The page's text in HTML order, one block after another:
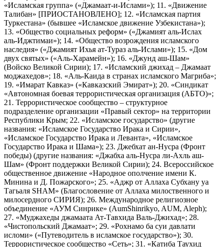
«Исламская группа» («Джамаат-и-Ислами»); 11. «Движение
Талибан» [ПРИОСТАНОВЛЕНО]; 12. «Исламская партия
Туркестана» (бывшее «Исламское движение Узбекистана»);
13. «Общество социальных реформ» («Джамият аль-Ислах
аль-Иджтимаи»); 14. «Общество возрождения исламского
наследия» («Джамият Ихья ат-Тураз аль-Ислами»); 15. «Дом
двух святых» («Аль-Харамейн»); 16. «Джунд аш-Шам»
(Войско Великой Сирии); 17. «Исламский джихад – Джамаат
моджахедов»; 18. «Аль-Каида в странах исламского Магриба»;
19. «Имарат Кавказ» («Кавказский Эмират»); 20. «Синдикат
«Автономная боевая террористическая организация (АБТО)»;
21. Террористическое сообщество – структурное
подразделение организации «Правый сектор» на территории
Республики Крым; 22. «Исламское государство» (другие
названия: «Исламское Государство Ирака и Сирии»,
«Исламское Государство Ирака и Леванта», «Исламское
Государство Ирака и Шама»); 23. Джебхат ан-Нусра (Фронт
победы) (другие названия: «Джабха аль-Нусра ли-Ахль аш-
Шам» (Фронт поддержки Великой Сирии); 24. Всероссийское
общественное движение «Народное ополчение имени К.
Минина и Д. Пожарского»; 25. «Аджр от Аллаха Субхану уа
Тагьаля SHAM» (Благословение от Аллаха милоственного и
милосердного СИРИЯ); 26. Международное религиозное
объединение «АУМ Синрике» (AumShinrikyo, AUM, Aleph);
27. «Муджахеды джамаата Ат-Тавхида Валь-Джихад»; 28.
«Чистопольский Джамаат»; 29. «Рохнамо ба суи давлати
исломи» («Путеводитель в исламское государство»); 30.
Террористическое сообщество «Сеть»; 31. «Катиба Таухид